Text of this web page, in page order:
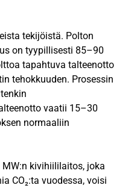
tekijöistä. Polton
on tyypillisesti 85–90
tapahtuva talteenotto
tehokkuuden. Prosessin
vaatii 15–30
normaaliin
kivihiililaitos, joka
CO₂:ta vuodessa, voisi